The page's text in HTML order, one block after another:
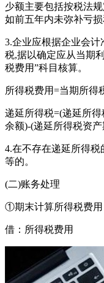
少额主要包括按税法
如前五年内未弥补亏损
3.企业应根据企业会
税,据以确定应从当期
税费用”科目核算。
所得税费用=当期所得
递延所得税=(递延所
余额)-(递延所得税资
4.在不存在递延所得
等的。
(二)账务处理
①期末计算所得税费用
借：所得税费用